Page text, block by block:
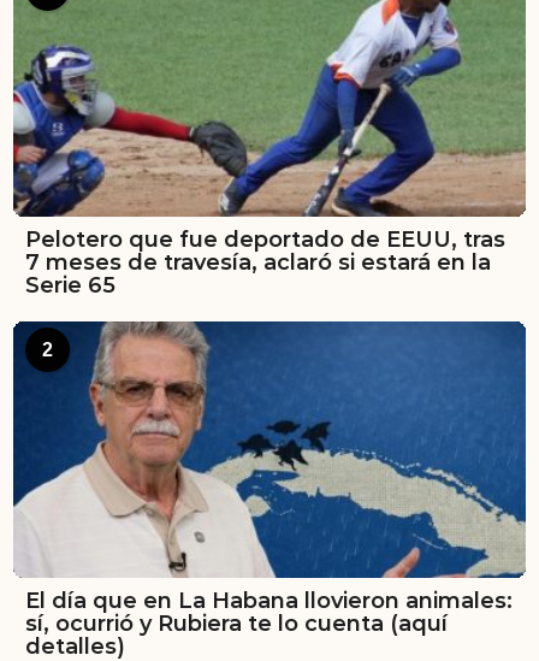
Pelotero que fue deportado de EEUU, tras
7 meses de travesía, aclaró si estará en la
Serie 65
2
El día que en La Habana llovieron animales:
sí, ocurrió y Rubiera te lo cuenta (aquí
detalles)